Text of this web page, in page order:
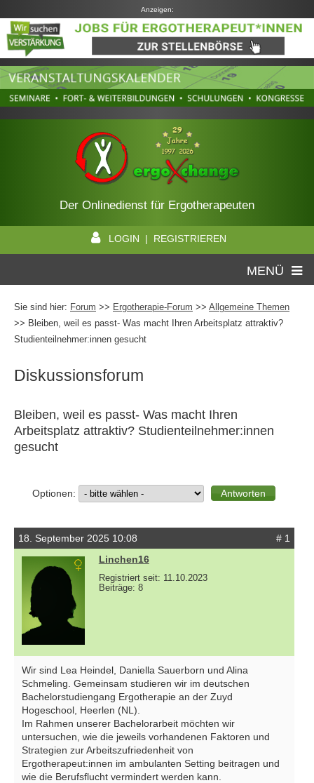
Anzeigen:
Der Onlinedienst für Ergotherapeuten
LOGIN | REGISTRIEREN
MENÜ
Sie sind hier: Forum >> Ergotherapie-Forum >> Allgemeine Themen
>> Bleiben, weil es passt- Was macht Ihren Arbeitsplatz attraktiv?
Studienteilnehmer:innen gesucht
Diskussionsforum
Bleiben, weil es passt- Was macht Ihren
Arbeitsplatz attraktiv? Studienteilnehmer:innen
gesucht
Optionen:
18. September 2025 10:08
# 1
Linchen16
Registriert seit: 11.10.2023
Beiträge: 8
Wir sind Lea Heindel, Daniella Sauerborn und Alina
Schmeling. Gemeinsam studieren wir im deutschen
Bachelorstudiengang Ergotherapie an der Zuyd
Hogeschool, Heerlen (NL).
Im Rahmen unserer Bachelorarbeit möchten wir
untersuchen, wie die jeweils vorhandenen Faktoren und
Strategien zur Arbeitszufriedenheit von
Ergotherapeut:innen im ambulanten Setting beitragen und
wie die Berufsflucht vermindert werden kann.